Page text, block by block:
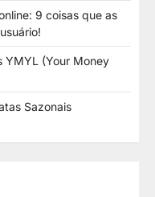
9 coisas que as
YMYL (Your Money
Sazonais